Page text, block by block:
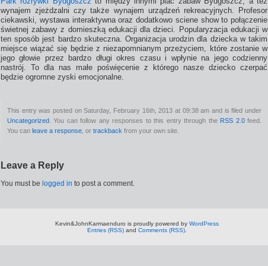
wynajem zjeżdzalni czy także wynajem urządzeń rekreacyjnych. Profesor
ciekawski, wystawa interaktywna oraz dodatkowo sciene show to połączenie
świetnej zabawy z domieszką edukacji dla dzieci. Popularyzacja edukacji w
ten sposób jest bardzo skuteczna. Organizacja urodzin dla dziecka w takim
miejsce wiązać się będzie z niezapomnianym przeżyciem, które zostanie w
jego głowie przez bardzo długi okres czasu i wpłynie na jego codzienny
nastrój. To dla nas małe poświęcenie z którego nasze dziecko czerpać
będzie ogromne zyski emocjonalne.
This entry was posted on Saturday, February 16th, 2013 at 09:38 am and is filed under
Uncategorized . You can follow any responses to this entry through the RSS 2.0feed.
You can leave a response , or trackback from your own site.
Leave a Reply
You must be logged in to post a comment.
Kevin&JohnKarmaenduro is proudly powered by WordPress
Entries (RSS) and Comments (RSS)